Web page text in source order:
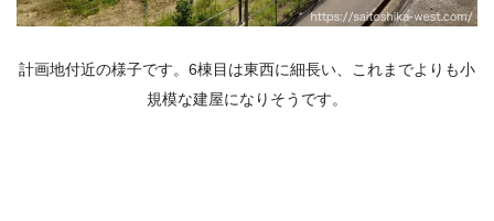
計画地付近の様子です。6棟目は東西に細長い、これまでよりも小
規模な建屋になりそうです。